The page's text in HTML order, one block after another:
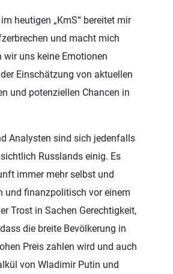
heutigen „KmS“ bereitet mir
und macht mich
wir uns keine Emotionen
Einschätzung von aktuellen
und potenziellen Chancen in
Analysten sind sich jedenfalls
Russlands einig. Es
immer mehr selbst und
und finanzpolitisch vor einem
Trost in Sachen Gerechtigkeit,
die breite Bevölkerung in
Preis zahlen wird und auch
von Wladimir Putin und